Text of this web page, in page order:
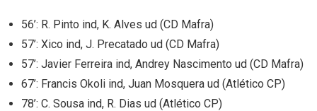
56’: R. Pinto ind, K. Alves ud (CD Mafra)
57’: Xico ind, J. Precatado ud (CD Mafra)
57’: Javier Ferreira ind, Andrey Nascimento ud (CD Mafra)
67’: Francis Okoli ind, Juan Mosquera ud (Atlético CP)
78’: C. Sousa ind, R. Dias ud (Atlético CP)